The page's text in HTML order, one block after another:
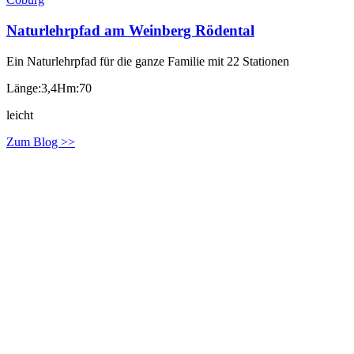
Naturlehrpfad am Weinberg Rödental
Ein Naturlehrpfad für die ganze Familie mit 22 Stationen
Länge:3,4Hm:70
leicht
Zum Blog >>